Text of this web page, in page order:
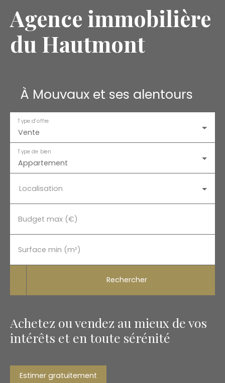
Agence immobilière
du Hautmont
À Mouvaux et ses alentours
Vente
Type d'offre
Appartement
Type de bien
Localisation
Budget max (€)
Surface min (m²)
Rechercher
Achetez ou vendez au mieux de vos
intérêts et en toute sérénité
Estimer gratuitement